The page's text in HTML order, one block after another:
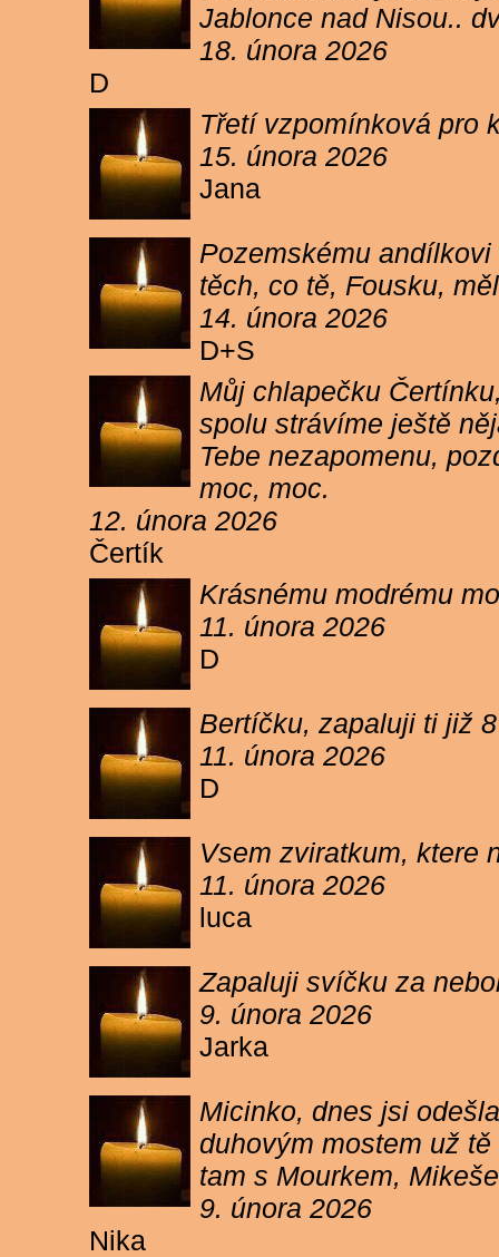
Jablonce nad Nisou..
18. února 2026
D
Třetí vzpomínková pro
15. února 2026
Jana
Pozemskému
těch, co tě, Fousku,
14. února 2026
D+S
Můj chlapečku
spolu strávíme ještě
Tebe nezapomenu,
moc, moc.
12. února 2026
Čertík
Krásnému modrému
11. února 2026
D
Bertíčku, zapaluji ti již
11. února 2026
D
Vsem zviratkum, ktere
11. února 2026
luca
Zapaluji svíčku za
9. února 2026
Jarka
Micinko, dnes jsi
duhovým mostem už
tam s Mourkem,
9. února 2026
Nika